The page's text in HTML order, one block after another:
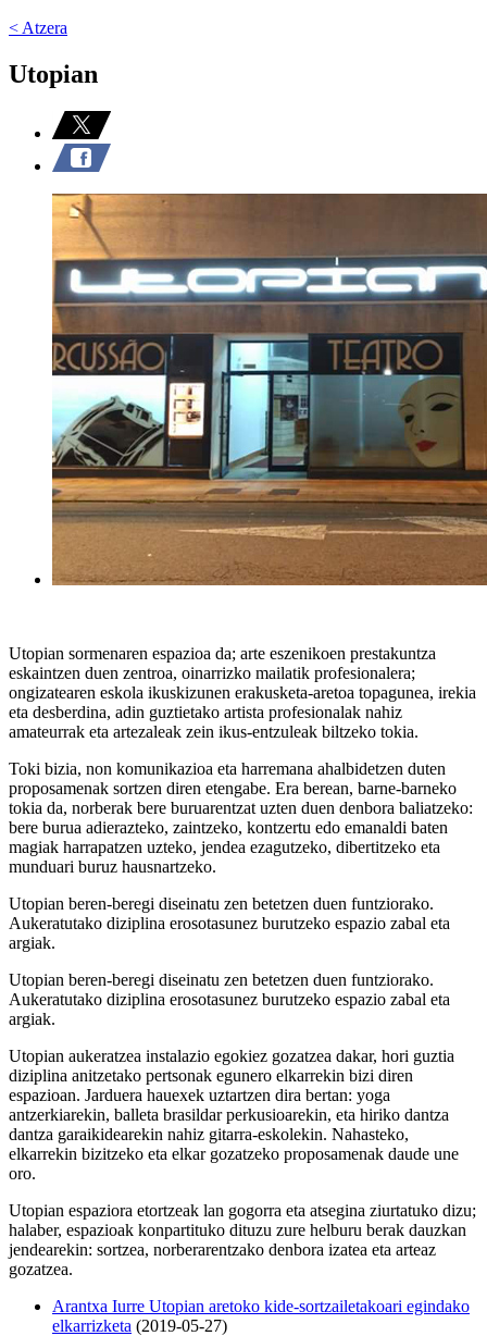
< Atzera
Utopian
Utopian sormenaren espazioa da; arte eszenikoen prestakuntza
eskaintzen duen zentroa, oinarrizko mailatik profesionalera;
ongizatearen eskola ikuskizunen erakusketa-aretoa topagunea, irekia
eta desberdina, adin guztietako artista profesionalak nahiz
amateurrak eta artezaleak zein ikus-entzuleak biltzeko tokia.
Toki bizia, non komunikazioa eta harremana ahalbidetzen duten
proposamenak sortzen diren etengabe. Era berean, barne-barneko
tokia da, norberak bere buruarentzat uzten duen denbora baliatzeko:
bere burua adierazteko, zaintzeko, kontzertu edo emanaldi baten
magiak harrapatzen uzteko, jendea ezagutzeko, dibertitzeko eta
munduari buruz hausnartzeko.
Utopian beren-beregi diseinatu zen betetzen duen funtziorako.
Aukeratutako diziplina erosotasunez burutzeko espazio zabal eta
argiak.
Utopian beren-beregi diseinatu zen betetzen duen funtziorako.
Aukeratutako diziplina erosotasunez burutzeko espazio zabal eta
argiak.
Utopian aukeratzea instalazio egokiez gozatzea dakar, hori guztia
diziplina anitzetako pertsonak egunero elkarrekin bizi diren
espazioan. Jarduera hauexek uztartzen dira bertan: yoga
antzerkiarekin, balleta brasildar perkusioarekin, eta hiriko dantza
dantza garaikidearekin nahiz gitarra-eskolekin. Nahasteko,
elkarrekin bizitzeko eta elkar gozatzeko proposamenak daude une
oro.
Utopian espaziora etortzeak lan gogorra eta atsegina ziurtatuko dizu;
halaber, espazioak konpartituko dituzu zure helburu berak dauzkan
jendearekin: sortzea, norberarentzako denbora izatea eta arteaz
gozatzea.
Arantxa Iurre Utopian aretoko kide-sortzailetakoari egindako
elkarrizketa (2019-05-27)